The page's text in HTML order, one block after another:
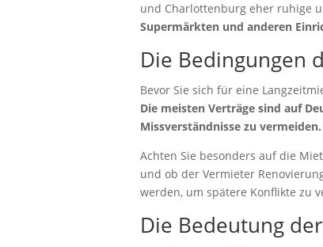
und Charlottenburg eher ruhige
Supermärkten und anderen
Die Bedingungen
Bevor Sie sich für eine
Die meisten Verträge sind auf
Missverständnisse zu vermeiden.
Achten Sie besonders auf die
und ob der Vermieter
werden, um spätere Konflikte zu
Die Bedeutung